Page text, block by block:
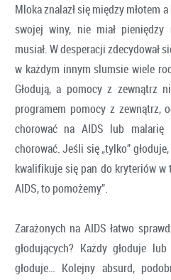
Mloka znalazł się między młotem
swojej winy, nie miał
musiał. W desperacji zdecydował
w każdym innym slumsie wiele
Głodują, a pomocy z zewnątrz
programem pomocy z zewnątrz,
chorować na AIDS lub
chorować. Jeśli się „tylko”
kwalifikuje się pan do kryteriów w
AIDS, to pomożemy”.
Zarażonych na AIDS łatwo
głodujących? Każdy głoduje
głoduje… Kolejny absurd,